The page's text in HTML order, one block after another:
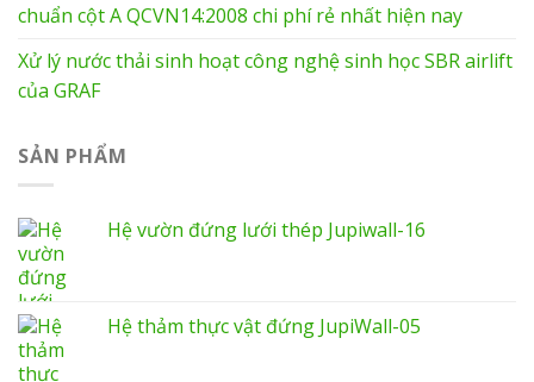
chuẩn cột A QCVN14:2008 chi phí rẻ nhất hiện nay
Xử lý nước thải sinh hoạt công nghệ sinh học SBR airlift
của GRAF
SẢN PHẨM
Hệ vườn đứng lưới thép Jupiwall-16
Hệ thảm thực vật đứng JupiWall-05